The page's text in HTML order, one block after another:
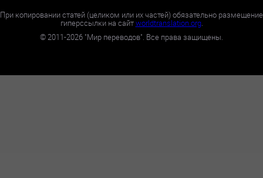
При копировании статей (целиком или их частей) обязательно размещение
гиперссылки на сайтworldtranslation.org.
©2011-2026 "Мир переводов". Все права защищены.